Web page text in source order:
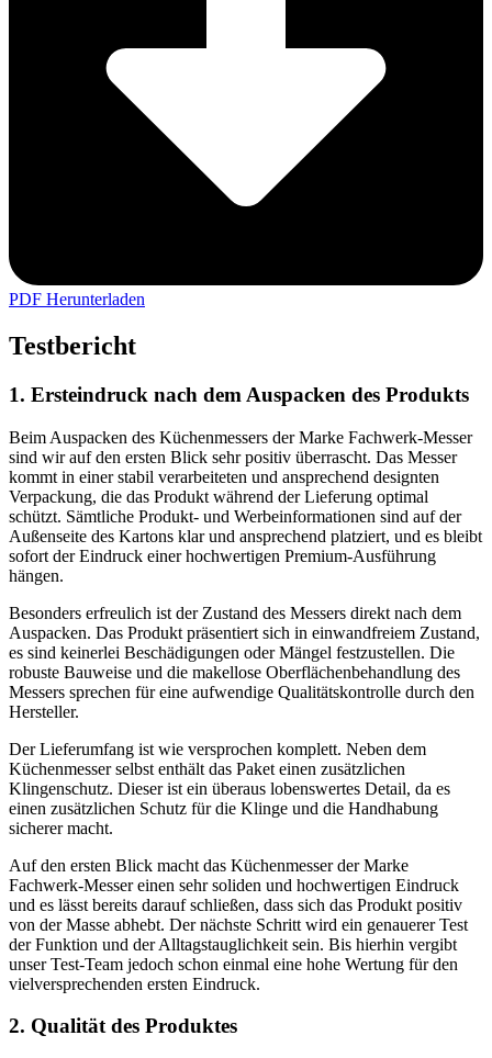
PDF Herunterladen
Testbericht
1. Ersteindruck nach dem Auspacken des Produkts
Beim Auspacken des Küchenmessers der Marke Fachwerk-Messer
sind wir auf den ersten Blick sehr positiv überrascht. Das Messer
kommt in einer stabil verarbeiteten und ansprechend designten
Verpackung, die das Produkt während der Lieferung optimal
schützt. Sämtliche Produkt- und Werbeinformationen sind auf der
Außenseite des Kartons klar und ansprechend platziert, und es bleibt
sofort der Eindruck einer hochwertigen Premium-Ausführung
hängen.
Besonders erfreulich ist der Zustand des Messers direkt nach dem
Auspacken. Das Produkt präsentiert sich in einwandfreiem Zustand,
es sind keinerlei Beschädigungen oder Mängel festzustellen. Die
robuste Bauweise und die makellose Oberflächenbehandlung des
Messers sprechen für eine aufwendige Qualitätskontrolle durch den
Hersteller.
Der Lieferumfang ist wie versprochen komplett. Neben dem
Küchenmesser selbst enthält das Paket einen zusätzlichen
Klingenschutz. Dieser ist ein überaus lobenswertes Detail, da es
einen zusätzlichen Schutz für die Klinge und die Handhabung
sicherer macht.
Auf den ersten Blick macht das Küchenmesser der Marke
Fachwerk-Messer einen sehr soliden und hochwertigen Eindruck
und es lässt bereits darauf schließen, dass sich das Produkt positiv
von der Masse abhebt. Der nächste Schritt wird ein genauerer Test
der Funktion und der Alltagstauglichkeit sein. Bis hierhin vergibt
unser Test-Team jedoch schon einmal eine hohe Wertung für den
vielversprechenden ersten Eindruck.
2. Qualität des Produktes